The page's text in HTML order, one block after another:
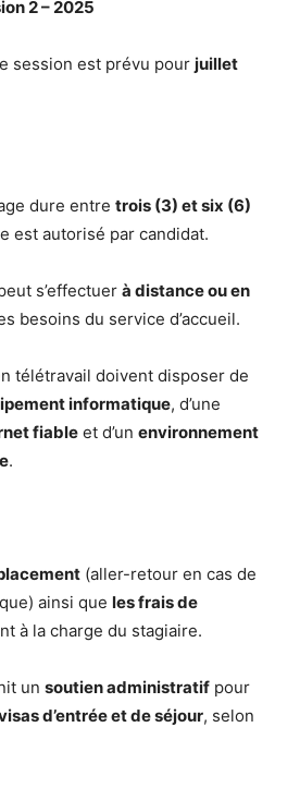
2 – 2025
session est prévu pour juillet
dure entre trois (3) et six (6)
est autorisé par candidat.
s’effectuer à distance ou en
besoins du service d’accueil.
télétravail doivent disposer de
informatique, d’une
fiable et d’un environnement
.
(aller-retour en cas de
ainsi que les frais de
à la charge du stagiaire.
un soutien administratif pour
d’entrée et de séjour, selon